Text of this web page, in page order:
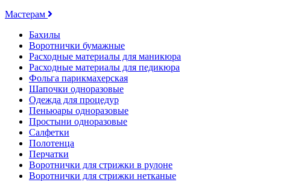
Мастерам
Бахилы
Воротнички бумажные
Расходные материалы для маникюра
Расходные материалы для педикюра
Фольга парикмахерская
Шапочки одноразовые
Одежда для процедур
Пеньюары одноразовые
Простыни одноразовые
Салфетки
Полотенца
Перчатки
Воротнички для стрижки в рулоне
Воротнички для стрижки нетканые